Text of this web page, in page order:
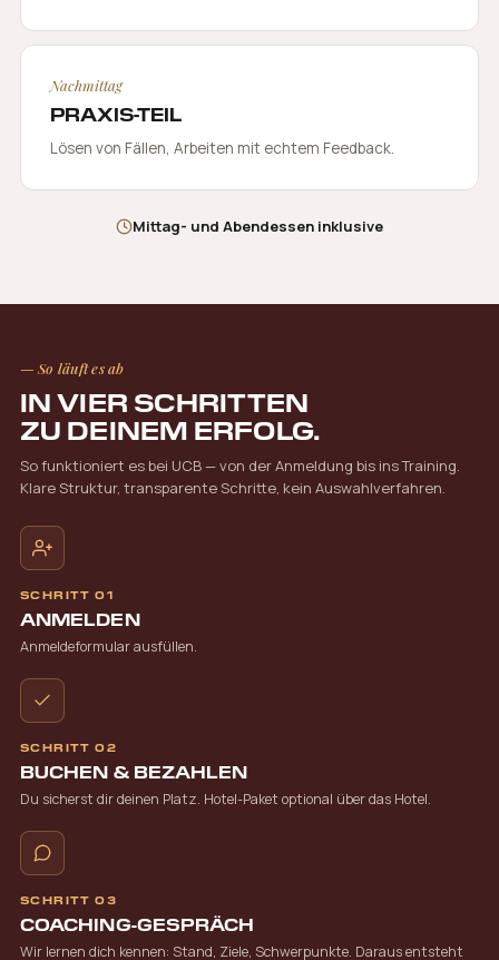
Nachmittag
PRAXIS-TEIL
Lösen von Fällen, Arbeiten mit echtem Feedback.
Mittag- und Abendessen inklusive
— So läuft es ab
IN VIER SCHRITTEN
ZU DEINEM ERFOLG.
So funktioniert es bei UCB — von der Anmeldung bis ins Training.
Klare Struktur, transparente Schritte, kein Auswahlverfahren.
SCHRITT 01
ANMELDEN
Anmeldeformular ausfüllen.
SCHRITT 02
BUCHEN & BEZAHLEN
Du sicherst dir deinen Platz. Hotel-Paket optional über das Hotel.
SCHRITT 03
COACHING-GESPRÄCH
Wir lernen dich kennen: Stand, Ziele, Schwerpunkte. Daraus entsteht